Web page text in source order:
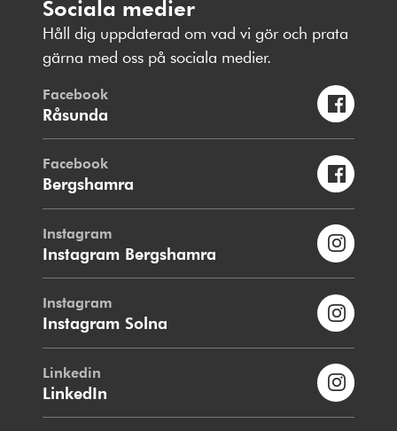
Sociala medier
Håll dig uppdaterad om vad vi gör och prata
gärna med oss på sociala medier.
Facebook
Råsunda
Facebook
Bergshamra
Instagram
Instagram Bergshamra
Instagram
Instagram Solna
Linkedin
LinkedIn